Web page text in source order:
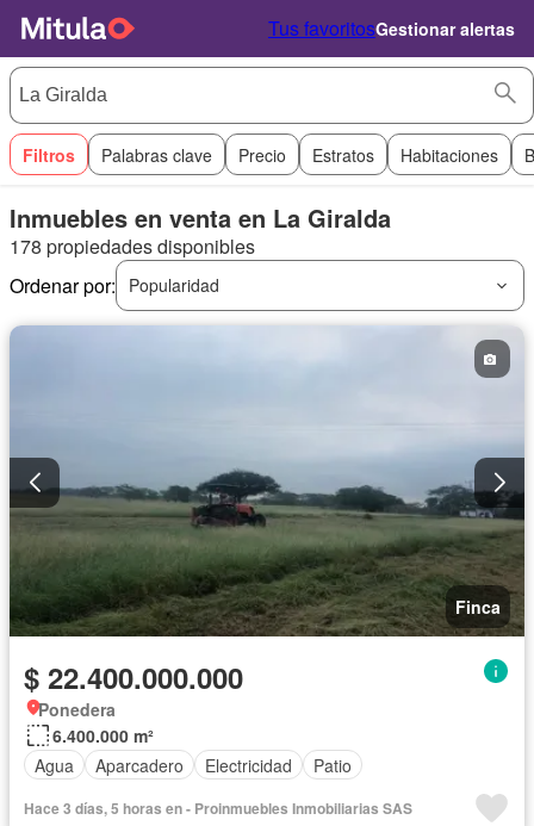
Tus favoritosGestionar alertas
Filtros Palabras clave Precio Estratos Habitaciones
Inmuebles en venta en La Giralda
178 propiedades disponibles
Ordenar por:
Popularidad
Finca
$ 22.400.000.000
Ponedera
6.400.000 m²
Agua
Aparcadero Electricidad Patio
Hace 3 días, 5 horas en - Proinmuebles Inmobiliarias SAS